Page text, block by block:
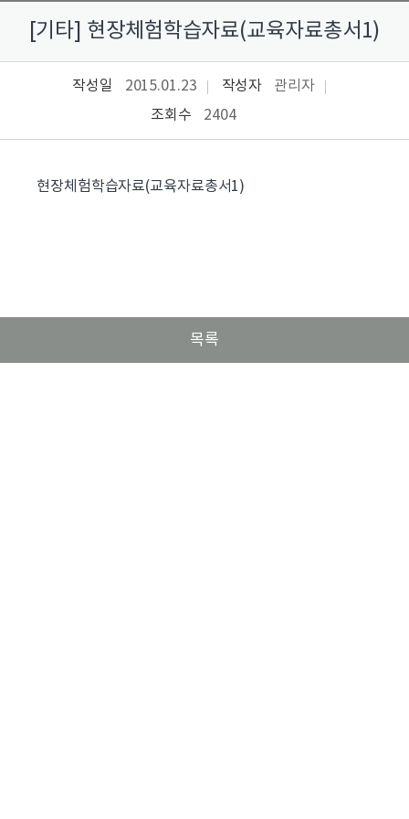
[기타] 현장체험학습자료(교육자료총서1)
작성일 2015.01.23 작성자
관리자
조회수
2404
현장체험학습자료(교육자료총서1)